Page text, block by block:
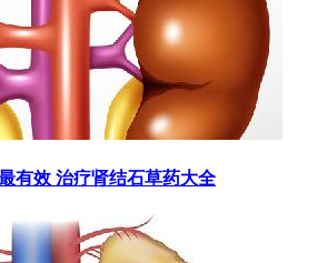
有效 治疗肾结石草药大全